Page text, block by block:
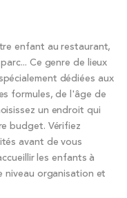
enfant au restaurant,
Ce genre de lieux
dédiées aux
formules, de l'âge de
un endroit qui
budget. Vérifiez
avant de vous
les enfants à
niveau organisation et